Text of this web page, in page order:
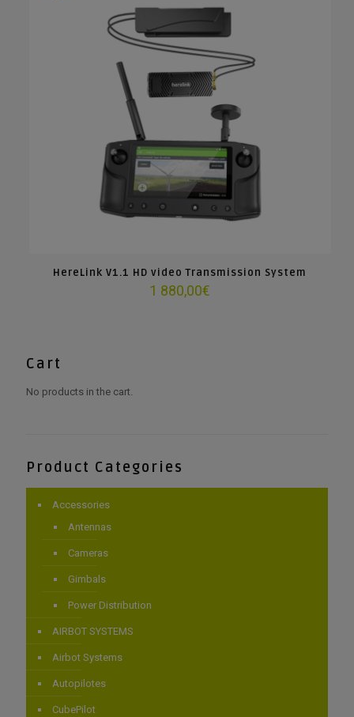
HereLink V1.1 HD video Transmission System
1 880,00€
Cart
No products in the cart.
Product Categories
Accessories
Antennas
Cameras
Gimbals
Power Distribution
AIRBOT SYSTEMS
Airbot Systems
Autopilotes
CubePilot